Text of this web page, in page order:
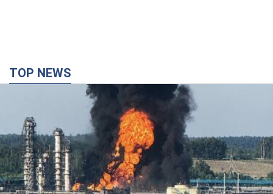
TOP NEWS